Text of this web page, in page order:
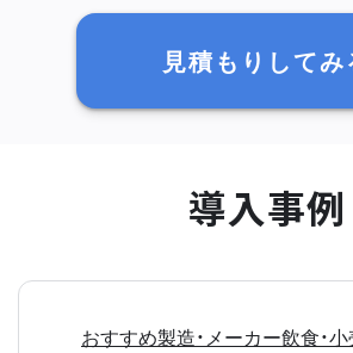
見積もりしてみ
導入事例
おすすめ製造・メーカー飲食・